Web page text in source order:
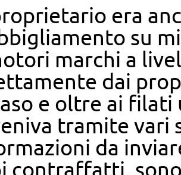
era
su
marchi a
dai
e oltre ai
tramite
da
contraffatti,